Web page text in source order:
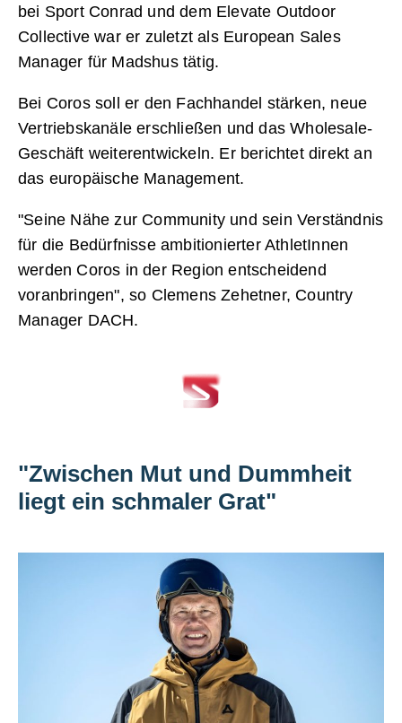
bei Sport Conrad und dem Elevate Outdoor
Collective war er zuletzt als European Sales
Manager für Madshus tätig.
Bei Coros soll er den Fachhandel stärken, neue
Vertriebskanäle erschließen und das Wholesale-
Geschäft weiterentwickeln. Er berichtet direkt an
das europäische Management.
"Seine Nähe zur Community und sein Verständnis
für die Bedürfnisse ambitionierter AthletInnen
werden Coros in der Region entscheidend
voranbringen", so Clemens Zehetner, Country
Manager DACH.
"Zwischen Mut und Dummheit
liegt ein schmaler Grat"